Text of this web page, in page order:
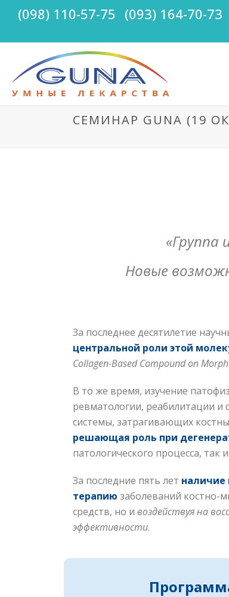
(098) 110-57-75 (093) 164-70-73
СЕМИНАР GUNA (19
«Группа
Новые
За последнее десятилетие
центральной роли этой
Collagen-Based Compound on
В то же время, изучение
ревматологии, реабилитации
системы, затрагивающих
решающая роль при
патологического процесса, так
За последние пять лет наличие
терапию заболеваний костно-
средств, но и воздействуя на
эффективности.